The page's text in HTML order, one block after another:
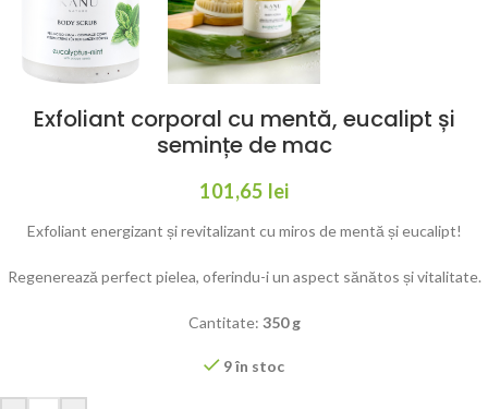
Exfoliant corporal cu mentă, eucalipt și
semințe de mac
101,65 lei
Exfoliant energizant și revitalizant cu miros de mentă și eucalipt!
Regenerează perfect pielea, oferindu-i un aspect sănătos și vitalitate.
Cantitate: 350 g
9 în stoc